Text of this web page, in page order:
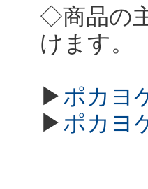
◇商品の
けます。
▶ポカヨ
▶ポカヨ